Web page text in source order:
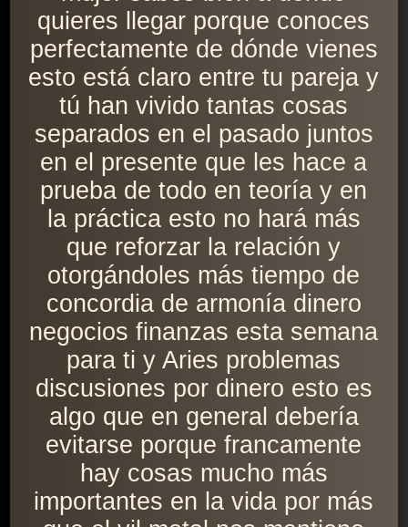
quieres llegar porque conoces
perfectamente de dónde vienes
esto está claro entre tu pareja y
tú han vivido tantas cosas
separados en el pasado juntos
en el presente que les hace a
prueba de todo en teoría y en
la práctica esto no hará más
que reforzar la relación y
otorgándoles más tiempo de
concordia de armonía dinero
negocios finanzas esta semana
para ti y Aries problemas
discusiones por dinero esto es
algo que en general debería
evitarse porque francamente
hay cosas mucho más
importantes en la vida por más